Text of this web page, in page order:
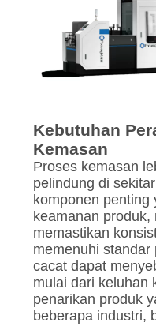
Kebutuhan
Kemasan
Proses kemasan
pelindung di
komponen penting
keamanan produk,
memastikan
memenuhi standar
cacat dapat
mulai dari keluhan
penarikan produk
beberapa industri,